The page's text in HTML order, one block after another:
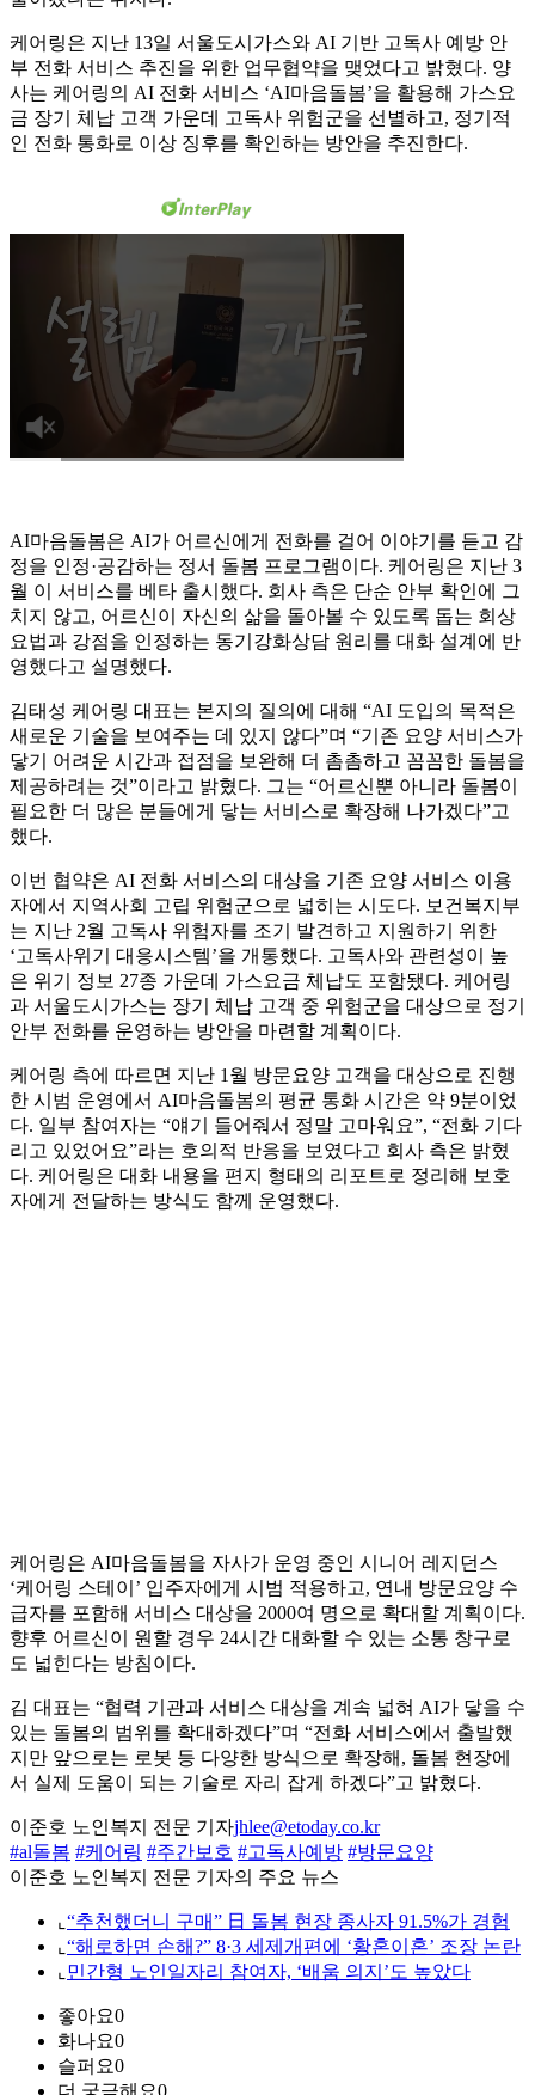
케어링은 지난 13일 서울도시가스와 AI 기반 고독사 예방 안
부 전화 서비스 추진을 위한 업무협약을 맺었다고 밝혔다. 양
사는 케어링의 AI 전화 서비스 ‘AI마음돌봄’을 활용해 가스요
금 장기 체납 고객 가운데 고독사 위험군을 선별하고, 정기적
인 전화 통화로 이상 징후를 확인하는 방안을 추진한다.
AI마음돌봄은 AI가 어르신에게 전화를 걸어 이야기를 듣고 감
정을 인정·공감하는 정서 돌봄 프로그램이다. 케어링은 지난 3
월 이 서비스를 베타 출시했다. 회사 측은 단순 안부 확인에 그
치지 않고, 어르신이 자신의 삶을 돌아볼 수 있도록 돕는 회상
요법과 강점을 인정하는 동기강화상담 원리를 대화 설계에 반
영했다고 설명했다.
김태성 케어링 대표는 본지의 질의에 대해 “AI 도입의 목적은
새로운 기술을 보여주는 데 있지 않다”며 “기존 요양 서비스가
닿기 어려운 시간과 접점을 보완해 더 촘촘하고 꼼꼼한 돌봄을
제공하려는 것”이라고 밝혔다. 그는 “어르신뿐 아니라 돌봄이
필요한 더 많은 분들에게 닿는 서비스로 확장해 나가겠다”고
했다.
이번 협약은 AI 전화 서비스의 대상을 기존 요양 서비스 이용
자에서 지역사회 고립 위험군으로 넓히는 시도다. 보건복지부
는 지난 2월 고독사 위험자를 조기 발견하고 지원하기 위한
‘고독사위기 대응시스템’을 개통했다. 고독사와 관련성이 높
은 위기 정보 27종 가운데 가스요금 체납도 포함됐다. 케어링
과 서울도시가스는 장기 체납 고객 중 위험군을 대상으로 정기
안부 전화를 운영하는 방안을 마련할 계획이다.
케어링 측에 따르면 지난 1월 방문요양 고객을 대상으로 진행
한 시범 운영에서 AI마음돌봄의 평균 통화 시간은 약 9분이었
다. 일부 참여자는 “얘기 들어줘서 정말 고마워요”, “전화 기다
리고 있었어요”라는 호의적 반응을 보였다고 회사 측은 밝혔
다. 케어링은 대화 내용을 편지 형태의 리포트로 정리해 보호
자에게 전달하는 방식도 함께 운영했다.
케어링은 AI마음돌봄을 자사가 운영 중인 시니어 레지던스
‘케어링 스테이’ 입주자에게 시범 적용하고, 연내 방문요양 수
급자를 포함해 서비스 대상을 2000여 명으로 확대할 계획이다.
향후 어르신이 원할 경우 24시간 대화할 수 있는 소통 창구로
도 넓힌다는 방침이다.
김 대표는 “협력 기관과 서비스 대상을 계속 넓혀 AI가 닿을 수
있는 돌봄의 범위를 확대하겠다”며 “전화 서비스에서 출발했
지만 앞으로는 로봇 등 다양한 방식으로 확장해, 돌봄 현장에
서 실제 도움이 되는 기술로 자리 잡게 하겠다”고 밝혔다.
이준호 노인복지 전문 기자jhlee@etoday.co.kr
#al돌봄 #케어링 #주간보호 #고독사예방 #방문요양
이준호 노인복지 전문 기자의 주요 뉴스
⌞ “추천했더니 구매” 日 돌봄 현장 종사자 91.5%가 경험
⌞ “해로하면 손해?” 8·3 세제개편에 ‘황혼이혼’ 조장 논란
⌞ 민간형 노인일자리 참여자, ‘배움 의지’도 높았다
좋아요0
화나요0
슬퍼요0